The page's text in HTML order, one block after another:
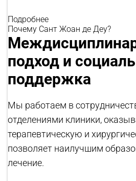
Подробнее
Почему Сант Жоан де Деу?
подход и
поддержка
Мы работаем в
отделениями клиники,
терапевтическую и
позволяет наилучшим
лечение.